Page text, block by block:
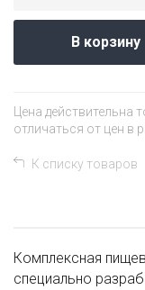
В корзину
Цена действительна
отличаться от цен в
К списку товаров
Комплексная
специально